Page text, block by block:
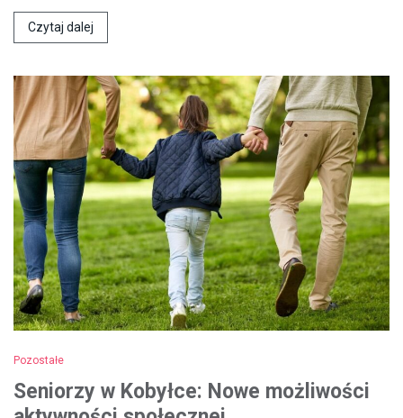
Czytaj dalej
Pozostałe
Seniorzy w Kobyłce: Nowe możliwości